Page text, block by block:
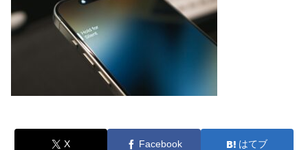
X Facebook はてブ